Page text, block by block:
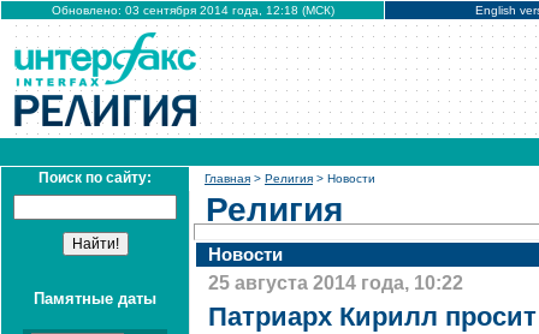
Обновлено: 03 сентября 2014 года, 12:18 (МСК) English
Поиск по сайту:
Памятные даты
Главная > Религия > Новости
Религия
Новости
25 августа 2014 года, 10:22
Патриарх Кирилл